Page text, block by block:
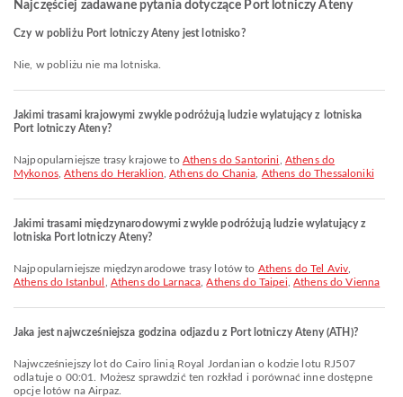
Najczęściej zadawane pytania dotyczące Port lotniczy Ateny
Czy w pobliżu Port lotniczy Ateny jest lotnisko?
Nie, w pobliżu nie ma lotniska.
Jakimi trasami krajowymi zwykle podróżują ludzie wylatujący z lotniska
Port lotniczy Ateny?
Najpopularniejsze trasy krajowe to Athens do Santorini
Athens do
Mykonos,Athens do Heraklion ,Athens do Chania Athens do Thessaloniki
Jakimi trasami międzynarodowymi zwykle podróżują ludzie wylatujący z
lotniska Port lotniczy Ateny?
Najpopularniejsze międzynarodowe trasy lotów to Athens do Tel Aviv
Athens do Istanbul
Athens do Larnaca ,Athens do Taipei ,Athens do Vienna
Jaka jest najwcześniejsza godzina odjazdu z Port lotniczy Ateny (ATH)?
Najwcześniejszy lot do Cairo linią Royal Jordanian o kodzie lotu RJ507
odlatuje o 00:01. Możesz sprawdzić ten rozkład i porównać inne dostępne
opcje lotów na Airpaz.